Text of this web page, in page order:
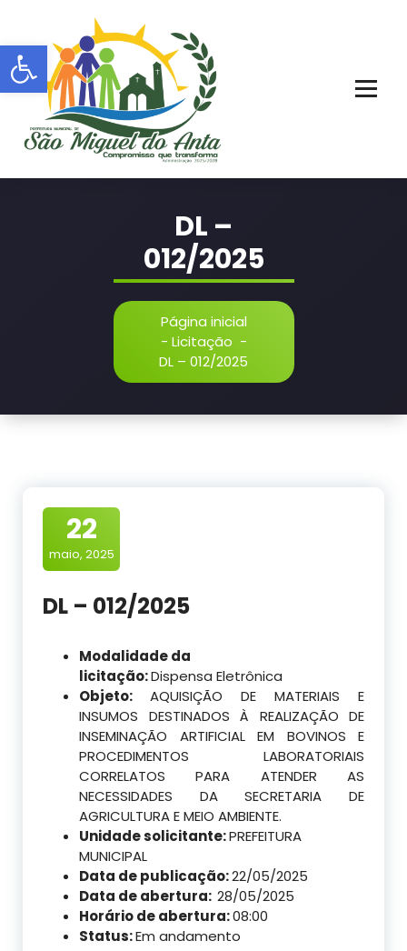
Barra de Ferramentas Aberta
o
conteúdo
DL –
012/2025
Página inicial
- Licitação -
DL – 012/2025
22
maio, 2025
DL – 012/2025
Modalidade da
licitação:Dispensa Eletrônica
Objeto: AQUISIÇÃO DE MATERIAIS E
INSUMOS DESTINADOS À REALIZAÇÃO DE
INSEMINAÇÃO ARTIFICIAL EM BOVINOS E
PROCEDIMENTOS LABORATORIAIS
CORRELATOS PARA ATENDER AS
NECESSIDADES DA SECRETARIA DE
AGRICULTURA E MEIO AMBIENTE.
Unidade solicitante:PREFEITURA
MUNICIPAL
Data de publicação:22/05/2025
Data de abertura: 28/05/2025
Horário de abertura:08:00
Status:Em andamento